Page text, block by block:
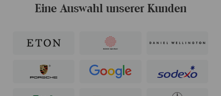
Eine Auswahl unserer Kunden